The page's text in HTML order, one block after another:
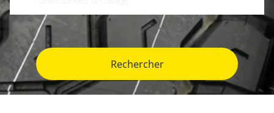
Rechercher